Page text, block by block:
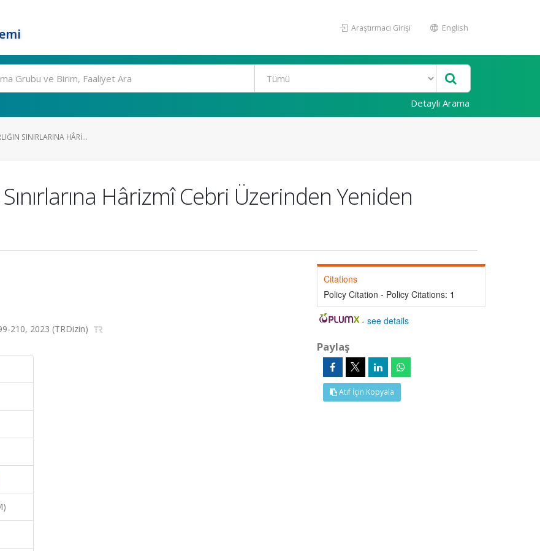
Araştırmacı Girişi English
Detaylı Arama
SINIRLARINA HÂRI...
Hârizmî Cebri Üzerinden Yeniden
210, 2023 (TRDizin)
Citations
Policy Citation - Policy Citations: 1
-see details
Paylaş
Atıf İçin Kopyala